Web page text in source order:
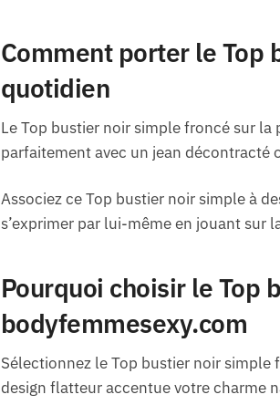
Comment porter le Top
quotidien
Le Top bustier noir simple froncé sur la
parfaitement avec un jean
Associez ce Top bustier noir simple à
s’exprimer par lui-même en jouant sur
Pourquoi choisir le Top
bodyfemmesexy.com
Sélectionnez le Top bustier noir
design flatteur accentue votre